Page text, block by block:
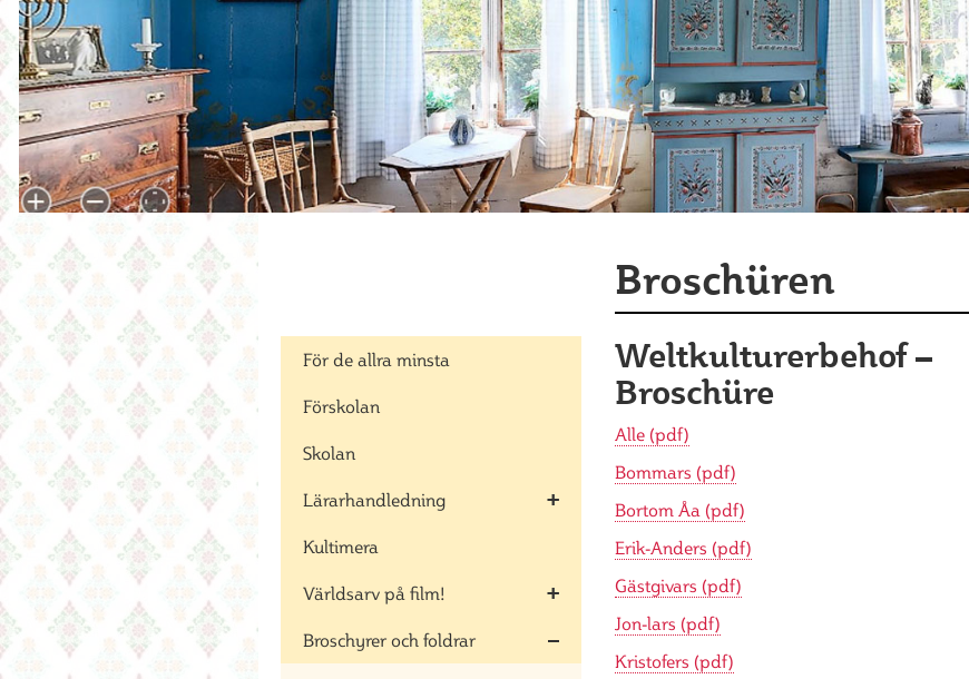
Broschüren
För de allra minsta
Förskolan
Skolan
Lärarhandledning
Kultimera
Världsarv på film!
Broschyrer och foldrar
Weltkulturerbehof –
Broschüre
Alle (pdf)
Bommars (pdf)
Bortom Åa (pdf)
Erik-Anders (pdf)
Gästgivars (pdf)
Jon-lars (pdf)
Kristofers (pdf)